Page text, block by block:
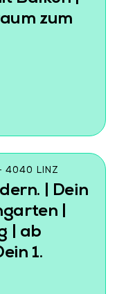
zum
LINZ
| Dein
|
| ab
1.